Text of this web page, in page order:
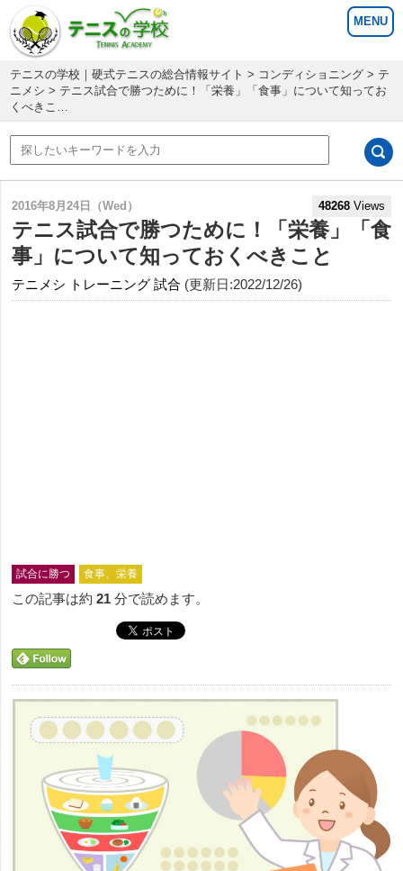
テニスの学校｜硬式テニスの総合情報サイト > コンディショニング > テ
ニメシ > テニス試合で勝つために！「栄養」「食事」について知ってお
くべきこ…
2016年8月24日（Wed） 48268 Views
テニス試合で勝つために！「栄養」「食
事」について知っておくべきこと
テニメシ トレーニング 試合 (更新日:2022/12/26)
試合に勝つ 食事、栄養
この記事は約 21 分で読めます。